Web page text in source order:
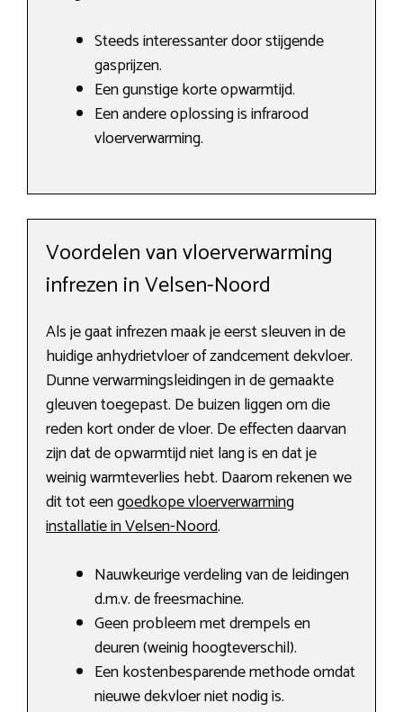
Steeds interessanter door stijgende
gasprijzen.
Een gunstige korte opwarmtijd.
Een andere oplossing is infrarood
vloerverwarming.
Voordelen van vloerverwarming
infrezen in Velsen-Noord
Als je gaat infrezen maak je eerst sleuven in de
huidige anhydrietvloer of zandcement dekvloer.
Dunne verwarmingsleidingen in de gemaakte
gleuven toegepast. De buizen liggen om die
reden kort onder de vloer. De effecten daarvan
zijn dat de opwarmtijd niet lang is en dat je
weinig warmteverlies hebt. Daarom rekenen we
dit tot eengoedkope vloerverwarming
installatie in Velsen-Noord.
Nauwkeurige verdeling van de leidingen
d.m.v. de freesmachine.
Geen probleem met drempels en
deuren (weinig hoogteverschil).
Een kostenbesparende methode omdat
nieuwe dekvloer niet nodig is.